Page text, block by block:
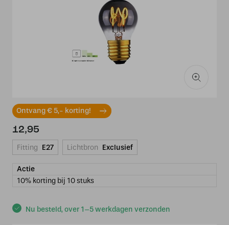
Ontvang € 5,- korting!
Nu besteld, over 1–5 werkdagen verzonden
12,95
Fitting E27 Lichtbron Exclusief
Actie
10% korting bij 10 stuks